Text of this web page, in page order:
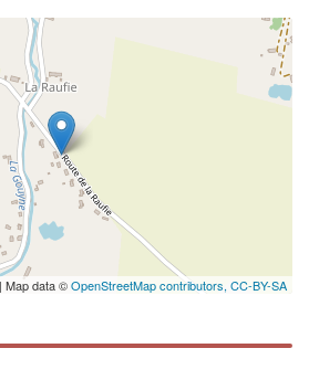
| Map data ©OpenStreetMap contributors, CC-BY-SA